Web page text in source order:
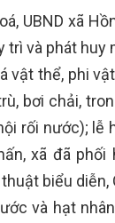
UBND xã
và phát huy
vật thể, phi
bơi chải,
rối nước);
xã đã phối
biểu
và hạt